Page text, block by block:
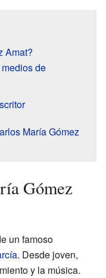
Amat?
de
María Gómez
Gómez
un famoso
. Desde joven,
y la música.